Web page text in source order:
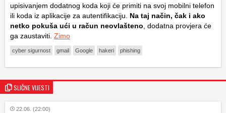
upisivanjem dodatnog koda koji će primiti na svoj mobilni telefon
ili koda iz aplikacije za autentifikaciju. Na taj način, čak i ako
netko pokuša ući u račun neovlašteno , dodatna provjera će
ga zaustaviti. Zimo
cyber sigurnost gmail Google hakeri phishing
SLIČNE VIJESTI
22.06. (22:00)